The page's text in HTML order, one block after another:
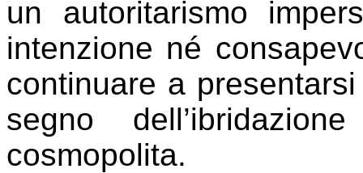
un autoritarismo
intenzione né
continuare a
segno
cosmopolita.